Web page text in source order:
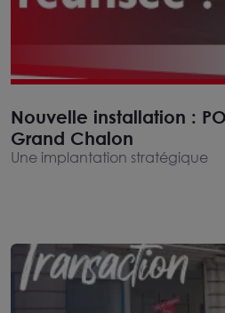
Nouvelle installation :
Grand Chalon
Une implantation stratégique